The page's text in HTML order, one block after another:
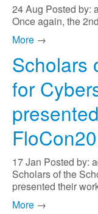
24Aug Posted by:
Once again, the
More →
Scholars
for
17Jan Posted by:
Scholars of the
presented their
More →